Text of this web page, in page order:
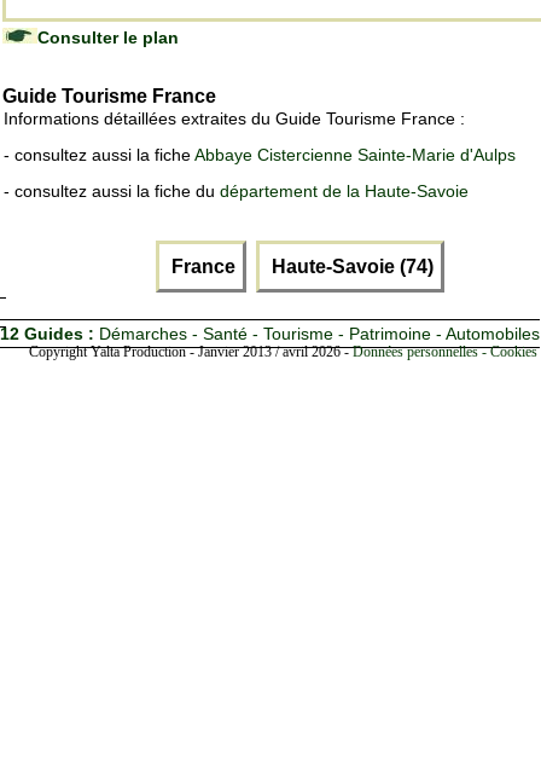
Consulter le plan
Guide Tourisme France
Informations détaillées extraites du Guide Tourisme France :
- consultez aussi la ficheAbbaye Cistercienne Sainte-Marie d'Aulps
- consultez aussi la fiche du département de la Haute-Savoie
France Haute-Savoie (74)
12 Guides : Démarches - Santé - Tourisme - Patrimoine - Automobiles
Copyright Yalta Production - Janvier 2013 / avril 2026 -Données personnelles -